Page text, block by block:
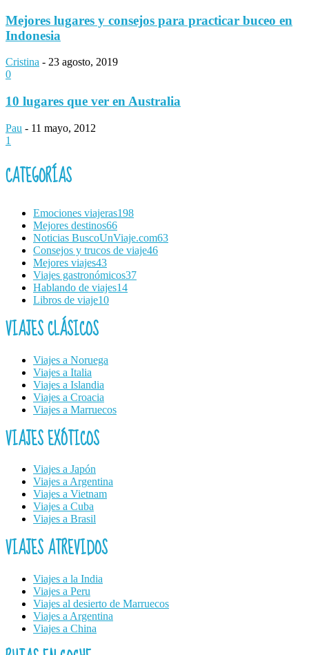
Mejores lugares y consejos para practicar buceo en
Indonesia
Cristina - 23 agosto, 2019
0
10 lugares que ver en Australia
Pau - 11 mayo, 2012
1
CATEGORÍAS
Emociones viajeras198
Mejores destinos66
Noticias BuscoUnViaje.com63
Consejos y trucos de viaje46
Mejores viajes43
Viajes gastronómicos37
Hablando de viajes14
Libros de viaje10
VIAJES CLÁSICOS
Viajes a Noruega
Viajes a Italia
Viajes a Islandia
Viajes a Croacia
Viajes a Marruecos
VIAJES EXÓTICOS
Viajes a Japón
Viajes a Argentina
Viajes a Vietnam
Viajes a Cuba
Viajes a Brasil
VIAJES ATREVIDOS
Viajes a la India
Viajes a Peru
Viajes al desierto de Marruecos
Viajes a Argentina
Viajes a China